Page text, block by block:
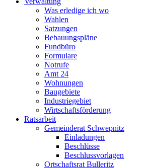
Was erledige ich wo
Wahlen
Satzungen
Bebauungspläne
Fundbüro
Formulare
Notrufe
Amt 24
Wohnungen
Baugebiete
Industriegebiet
Wirtschaftsförderung
Ratsarbeit
Gemeinderat Schwepnitz
Einladungen
Beschlüsse
Beschlussvorlagen
Ortschaftsrat Bulleritz